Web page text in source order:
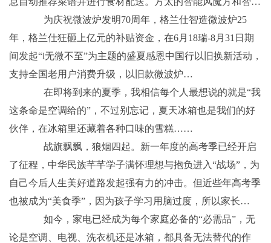
为庆祝微波炉发明70周年，格兰仕智造微波炉25
年，格兰仕狂砸上亿元的补贴资金，在6月18瑞-8月31日期
间发起“i无微不至”为主题的盛夏感恩中国行以旧换新活动，
支持全国老用户消费升级，以旧款微波炉…
在即将到来的夏季，我相信每个人最想说的就是“我
这条命是空调给的”，不过别忘记，夏天冰箱也是我们的好
伙伴，在冰箱里还藏着各种口味的雪糕……
战旗飘飘，狼烟四起。新一年度的高考季已经开启
了征程，中华民族芊芊学子满怀理想与抱负进入“战场”，为
自己今后人生美好道路发起强有力的冲击。但近些年高考季
也被成为“美食季”，因为孩子学习用脑过度，所以家长…
如今，家电已经成为每个家庭必备的“必需品”，无
论是空调、电视、洗衣机还是冰箱，都具备无法替代的作